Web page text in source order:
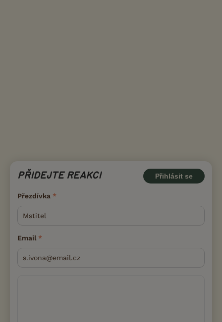
PŘIDEJTE REAKCI Přihlásit se
Přezdívka
Email